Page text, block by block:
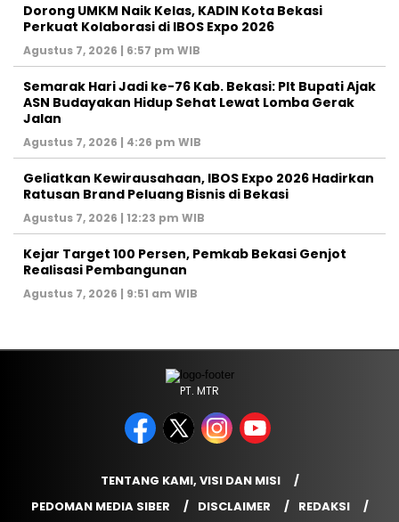
Dorong UMKM Naik Kelas, KADIN Kota Bekasi
Perkuat Kolaborasi di IBOS Expo 2026
Agustus 7, 2026 | 6:57 pm WIB
‎Semarak Hari Jadi ke-76 Kab. Bekasi: Plt Bupati Ajak
ASN Budayakan Hidup Sehat Lewat Lomba Gerak
Jalan
Agustus 7, 2026 | 4:26 pm WIB
‎Geliatkan Kewirausahaan, IBOS Expo 2026 Hadirkan
Ratusan Brand Peluang Bisnis di Bekasi
Agustus 7, 2026 | 12:23 pm WIB
Kejar Target 100 Persen, Pemkab Bekasi Genjot
Realisasi Pembangunan
Agustus 7, 2026 | 9:51 am WIB
PT. MTR
TENTANG KAMI, VISI DAN MISI
PEDOMAN MEDIA SIBER
DISCLAIMER REDAKSI